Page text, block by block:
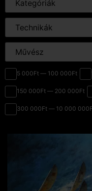
5 000Ft — 100 000Ft
150 000Ft — 200 000Ft
300 000Ft — 10 000